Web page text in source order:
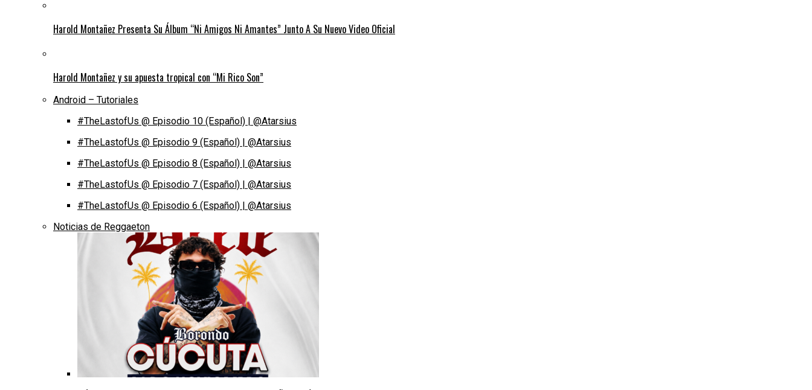
Harold Montañez Presenta Su Álbum “Ni Amigos Ni Amantes” Junto A Su Nuevo Video Oficial
Harold Montañez y su apuesta tropical con “Mi Rico Son”
Android – Tutoriales
#TheLastofUs @ Episodio 10 (Español) | @Atarsius
#TheLastofUs @ Episodio 9 (Español) | @Atarsius
#TheLastofUs @ Episodio 8 (Español) | @Atarsius
#TheLastofUs @ Episodio 7 (Español) | @Atarsius
#TheLastofUs @ Episodio 6 (Español) | @Atarsius
Noticias de Reggaeton